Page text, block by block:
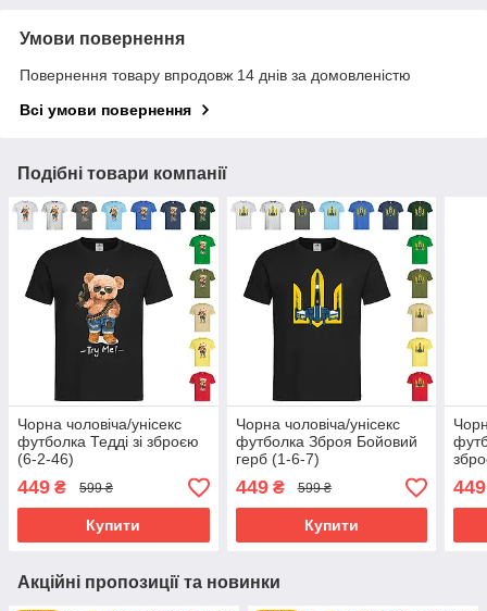
Умови повернення
Повернення товару впродовж 14 днів за домовленістю
Всі умови повернення
Подібні товари компанії
Чорна чоловіча/унісекс
футболка Тедді зі зброєю
(6-2-46)
449 ₴ 599 ₴
Купити
Чорна чоловіча/унісекс
футболка Зброя Бойовий
герб (1-6-7)
449₴ 599 ₴
Купити
449
Акційні пропозиції та новинки